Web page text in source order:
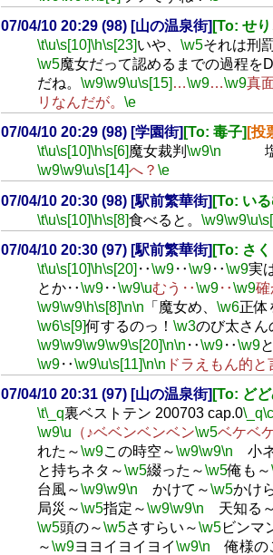
07/04/10 20:29 (98) [山の温泉街] [To: せ
\t\u\s[10]\h\s[23]いや、 \w5それは刑
\w5魔女だって認めるまでの過程を
だね。 \w9\w9\u\s[15] …\w9…\w9真
リなんだが。 \e
07/04/10 20:29 (98) [学園街] [To: 毒子] [投
\t\u\s[10]\h\s[6]魔女裁判 \w9\n 塩を
\w9\w9\u\s[14]へ？ \e
07/04/10 20:30 (98) [駅前繁華街] [To: い
\t\u\s[10]\h\s[8]食べると。 \w9\w9\u
07/04/10 20:30 (97) [駅前繁華街] [To: さ
\t\u\s[10]\h\s[20] ‥\w9‥\w9‥\w9実
とか‥\w9‥\w9\uむう‥\w9‥\w9確
\w9\w9\h\s[8]\n\n 「魔女め、 \w6正体
\w6\s[9]何するのっ！ \w3のび太さん
\w9\w9\w9\w9\s[20]\n\n ‥\w9‥\w9
\w9‥\w9\u\s[11]\n\n ドラえもん的と
07/04/10 20:31 (97) [山の温泉街] [To: ど
\t\_q裏ベストテン 200703 cap.0\_q\c
\w9\u （♪ベベンベンベン\w5ベケベ
れた～\w9この時空～\w9\w9\n 小
と持ちネタ～\w5綴った～\w5俺も～
台風～\w9\w9\n かけて～\w5かけ
局災～\w5指定～\w9\w9\n 天知る～
\w5頭の～\w5さすらい～\w5ビンマ
～\w9ヨヨイヨイヨイ\w9\n 俺様の